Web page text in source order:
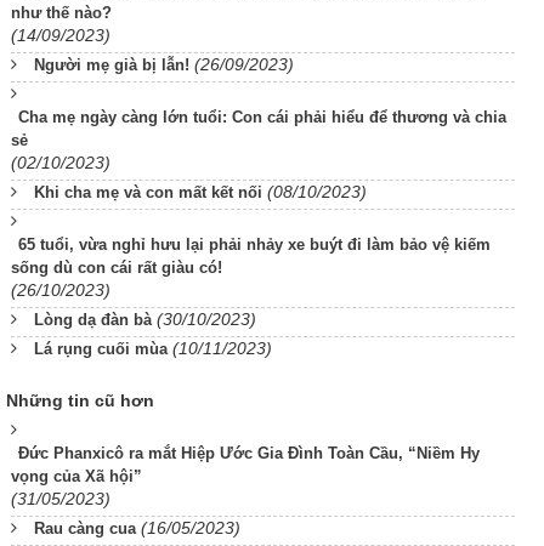
như thế nào?
(14/09/2023)
Người mẹ già bị lẫn! (26/09/2023)
Cha mẹ ngày càng lớn tuổi: Con cái phải hiểu để thương và chia
sẻ
(02/10/2023)
Khi cha mẹ và con mất kết nối (08/10/2023)
65 tuổi, vừa nghỉ hưu lại phải nhảy xe buýt đi làm bảo vệ kiếm
sống dù con cái rất giàu có!
(26/10/2023)
Lòng dạ đàn bà (30/10/2023)
Lá rụng cuối mùa (10/11/2023)
Những tin cũ hơn
Đức Phanxicô ra mắt Hiệp Ước Gia Đình Toàn Cầu, “Niềm Hy
vọng của Xã hội”
(31/05/2023)
Rau càng cua (16/05/2023)